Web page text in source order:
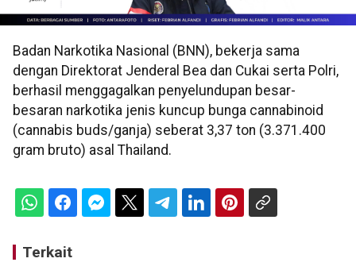
Badan Narkotika Nasional (BNN), bekerja sama
dengan Direktorat Jenderal Bea dan Cukai serta Polri,
berhasil menggagalkan penyelundupan besar-
besaran narkotika jenis kuncup bunga cannabinoid
(cannabis buds/ganja) seberat 3,37 ton (3.371.400
gram bruto) asal Thailand.
Terkait